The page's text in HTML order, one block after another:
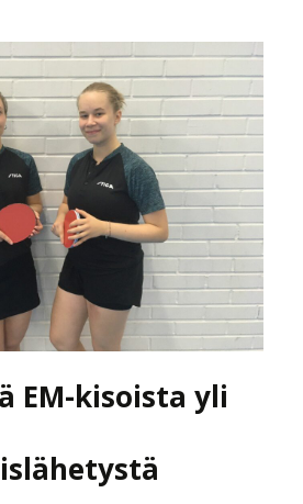
EM-kisoista yli